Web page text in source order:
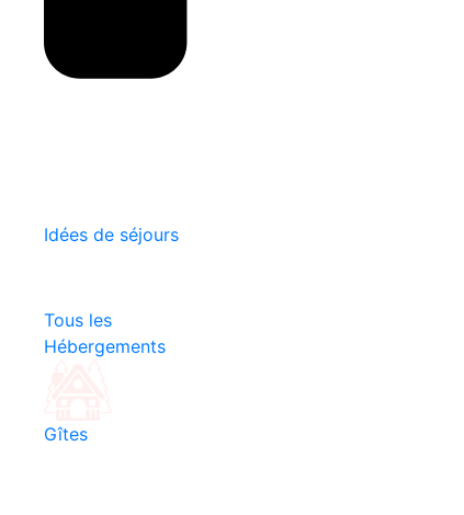
Idées de séjours
Tous les
Hébergements
Gîtes